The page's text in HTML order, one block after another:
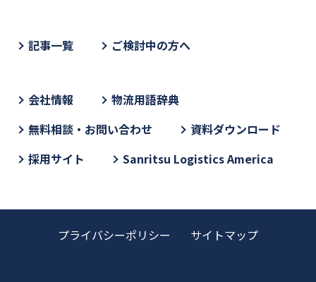
記事一覧 ご検討中の方へ
会社情報
物流用語辞典
無料相談・お問い合わせ
資料ダウンロード
採用サイト
Sanritsu Logistics America
プライバシーポリシー サイトマップ